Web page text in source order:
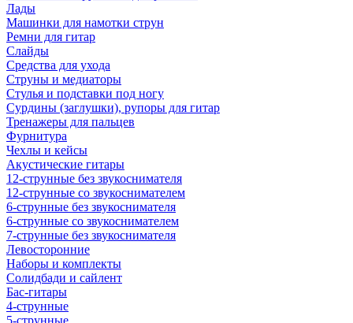
Лады
Машинки для намотки струн
Ремни для гитар
Слайды
Средства для ухода
Струны и медиаторы
Стулья и подставки под ногу
Сурдины (заглушки), рупоры для гитар
Тренажеры для пальцев
Фурнитура
Чехлы и кейсы
Акустические гитары
12-струнные без звукоснимателя
12-струнные со звукоснимателем
6-струнные без звукоснимателя
6-струнные со звукоснимателем
7-струнные без звукоснимателя
Левосторонние
Наборы и комплекты
Солидбади и сайлент
Бас-гитары
4-струнные
5-струнные